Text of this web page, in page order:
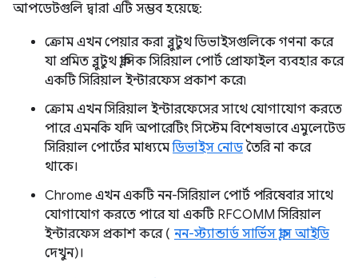
আপডেটগুলি দ্বারা এটি সম্ভব হয়েছে:
ক্রোম এখন পেয়ার করা ব্লুটুথ ডিভাইসগুলিকে গণনা করে
যা প্রমিত ব্লুটুথ ক্লাসিক সিরিয়াল পোর্ট প্রোফাইল ব্যবহার করে
একটি সিরিয়াল ইন্টারফেস প্রকাশ করে৷
ক্রোম এখন সিরিয়াল ইন্টারফেসের সাথে যোগাযোগ করতে
পারে এমনকি যদি অপারেটিং সিস্টেম বিশেষভাবে এমুলেটেড
সিরিয়াল পোর্টের মাধ্যমেডিভাইস নোডতৈরি না করে
থাকে।
Chrome এখন একটি নন-সিরিয়াল পোর্ট পরিষেবার সাথে
যোগাযোগ করতে পারে যা একটি RFCOMM সিরিয়াল
ইন্টারফেস প্রকাশ করে ( নন-স্ট্যান্ডার্ড সার্ভিস ক্লাস আইডি
দেখুন)।